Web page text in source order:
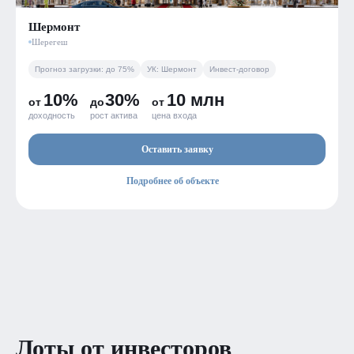
Шермонт
Шерегеш
Прогноз загрузки: до 75% УК: Шермонт Инвест-договор
от 10%
доходность
до30%
рост актива
от 10 млн
цена входа
Оставить заявку
Подробнее об объекте
Лоты от инвесторов